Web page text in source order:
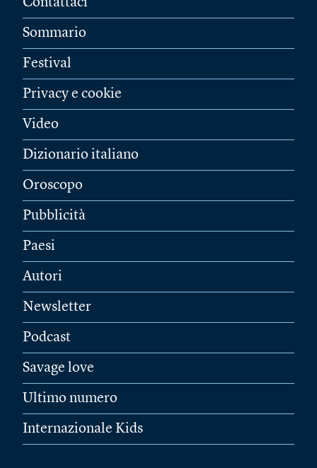
Contattaci
Sommario
Festival
Privacy e cookie
Video
Dizionario italiano
Oroscopo
Pubblicità
Paesi
Autori
Newsletter
Podcast
Savage love
Ultimo numero
Internazionale Kids